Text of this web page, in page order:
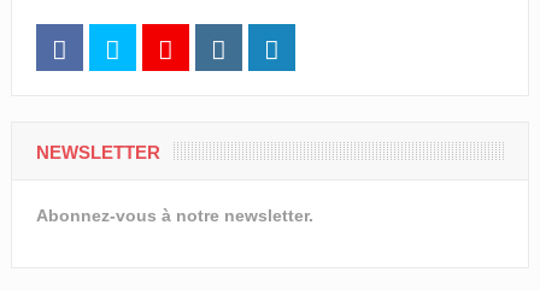
NEWSLETTER
Abonnez-vous à notre newsletter.